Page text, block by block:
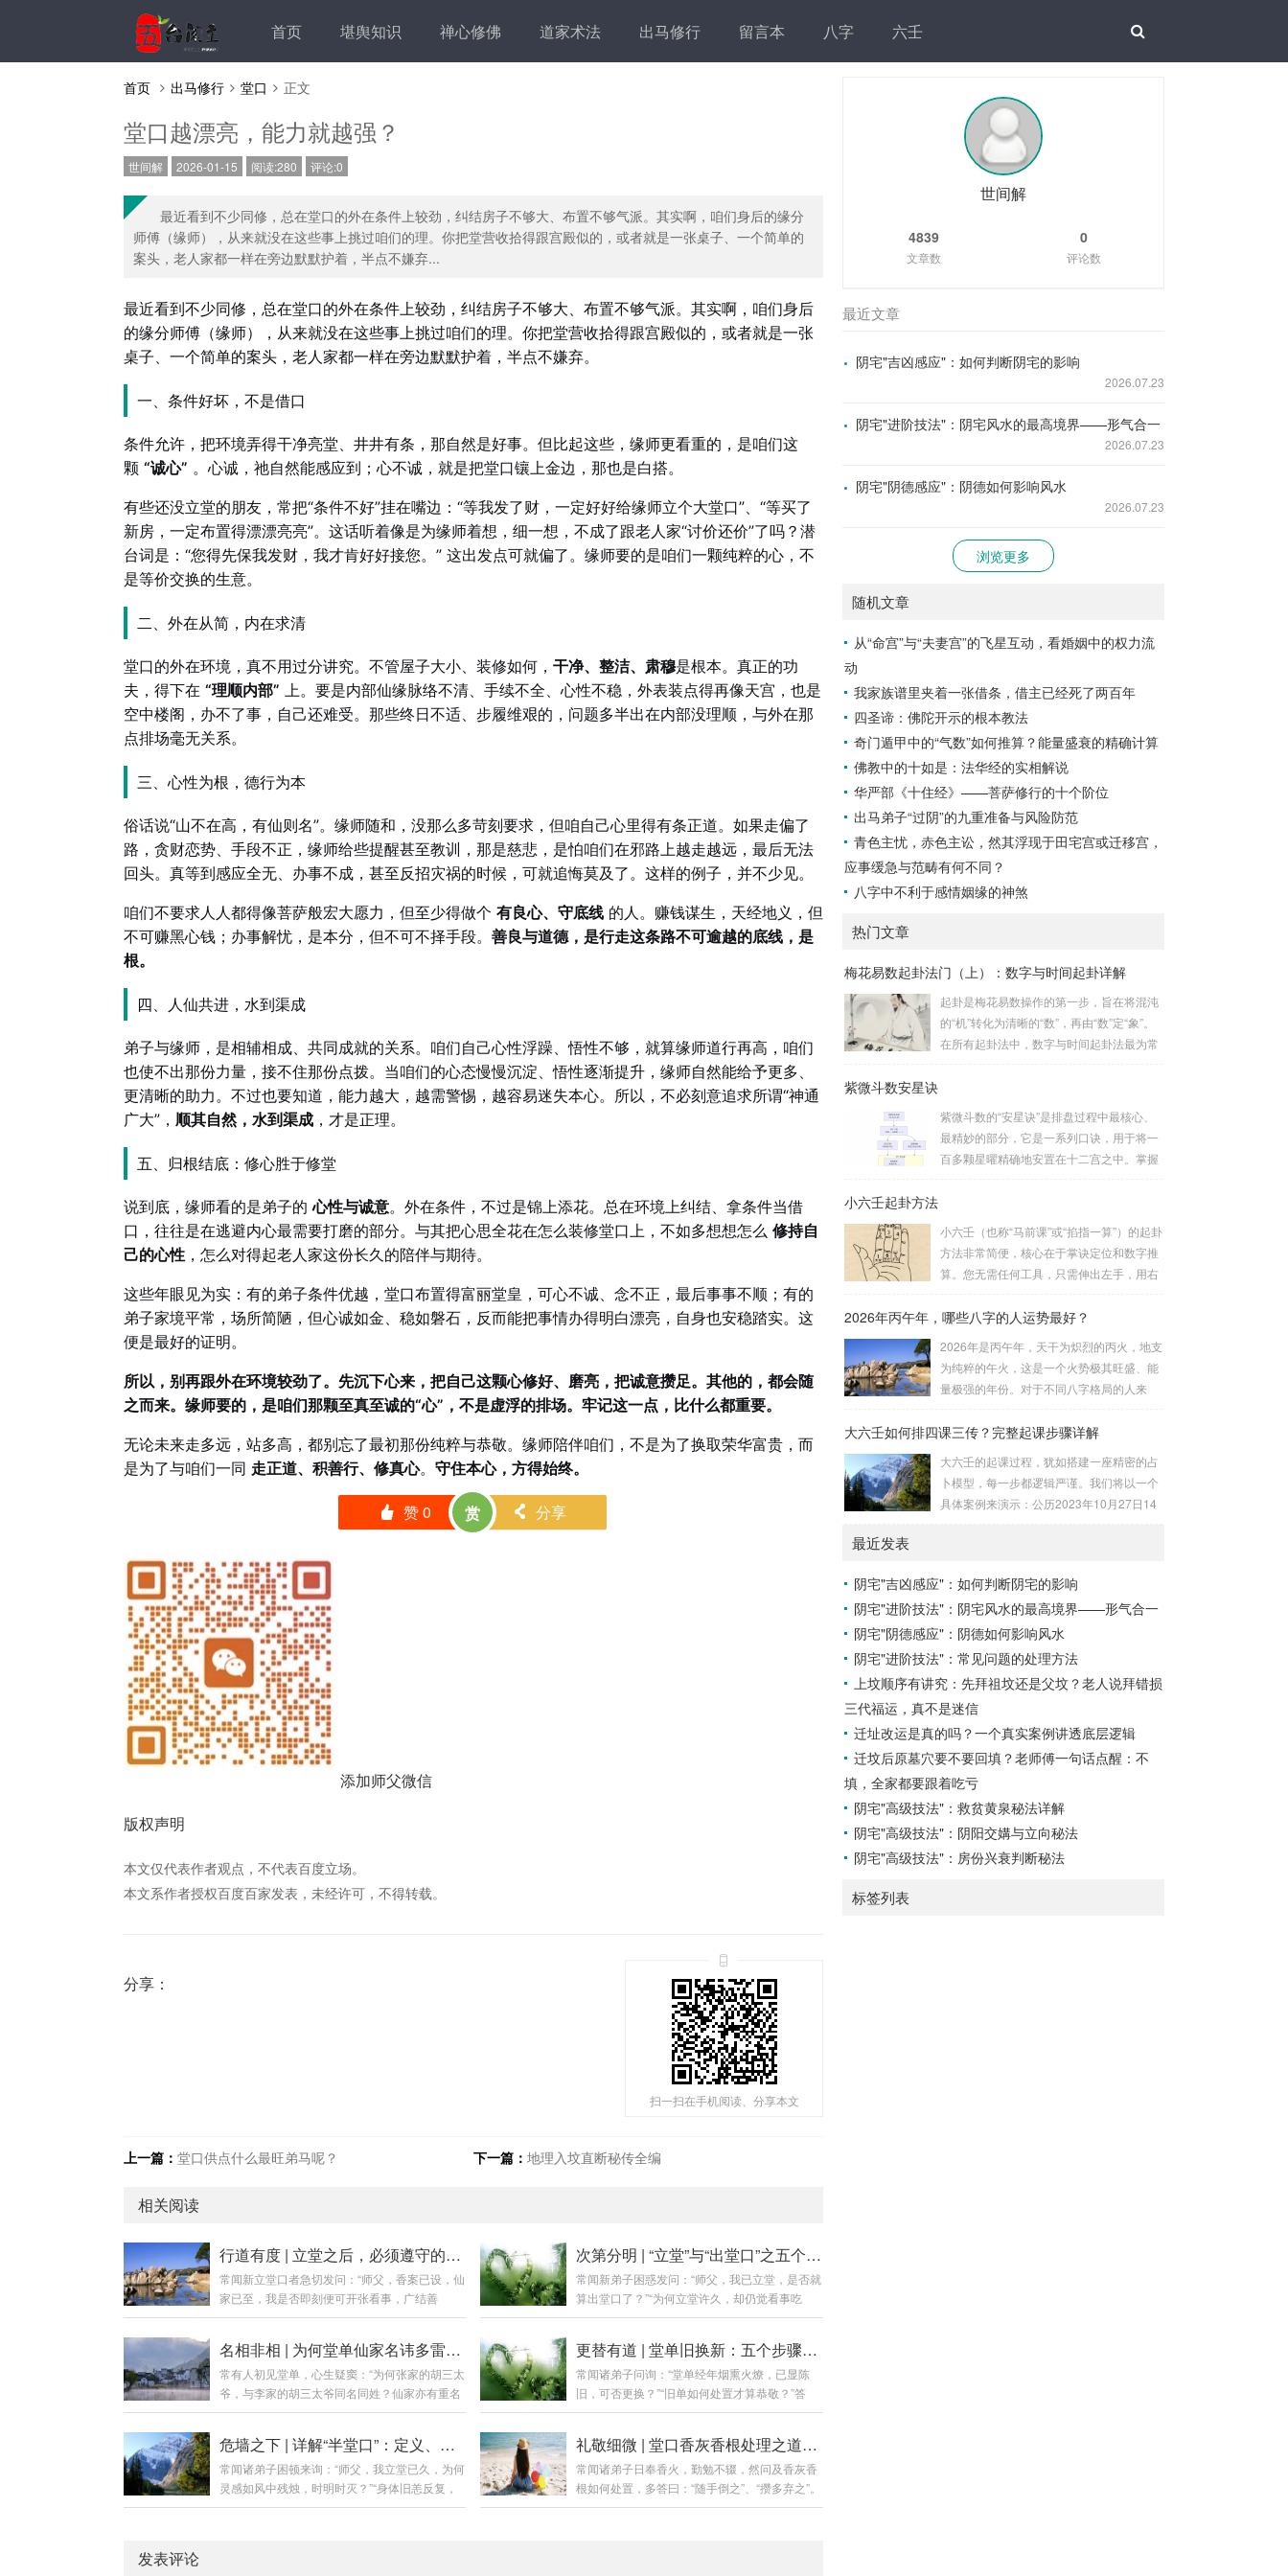
首页 堪舆知识 禅心修佛 道家术法 出马修行 留言本 八字 六壬
首页 出马修行 堂口 正文
堂口越漂亮，能力就越强？
世间解 2026-01-15 阅读:280 评论:0
最近看到不少同修，总在堂口的外在条件上较劲，纠结房子不够大、布置不够气派。其实啊，咱们身后的缘分
师傅（缘师），从来就没在这些事上挑过咱们的理。你把堂营收拾得跟宫殿似的，或者就是一张桌子、一个简单的
案头，老人家都一样在旁边默默护着，半点不嫌弃...
最近看到不少同修，总在堂口的外在条件上较劲，纠结房子不够大、布置不够气派。其实啊，咱们身后
的缘分师傅（缘师），从来就没在这些事上挑过咱们的理。你把堂营收拾得跟宫殿似的，或者就是一张
桌子、一个简单的案头，老人家都一样在旁边默默护着，半点不嫌弃。
一、条件好坏，不是借口
条件允许，把环境弄得干净亮堂、井井有条，那自然是好事。但比起这些，缘师更看重的，是咱们这
颗 “诚心” 。心诚，祂自然能感应到；心不诚，就是把堂口镶上金边，那也是白搭。
有些还没立堂的朋友，常把“条件不好”挂在嘴边：“等我发了财，一定好好给缘师立个大堂口”、“等买了
新房，一定布置得漂漂亮亮”。这话听着像是为缘师着想，细一想，不成了跟老人家“讨价还价”了吗？潜
台词是：“您得先保我发财，我才肯好好接您。” 这出发点可就偏了。缘师要的是咱们一颗纯粹的心，不
是等价交换的生意。
二、外在从简，内在求清
堂口的外在环境，真不用过分讲究。不管屋子大小、装修如何， 干净、整洁、肃穆是根本。真正的功
夫，得下在 “理顺内部” 上。要是内部仙缘脉络不清、手续不全、心性不稳，外表装点得再像天宫，也是
空中楼阁，办不了事，自己还难受。那些终日不适、步履维艰的，问题多半出在内部没理顺，与外在那
点排场毫无关系。
三、心性为根，德行为本
俗话说“山不在高，有仙则名”。缘师随和，没那么多苛刻要求，但咱自己心里得有条正道。如果走偏了
路，贪财恋势、手段不正，缘师给些提醒甚至教训，那是慈悲，是怕咱们在邪路上越走越远，最后无法
回头。真等到感应全无、办事不成，甚至反招灾祸的时候，可就追悔莫及了。这样的例子，并不少见。
咱们不要求人人都得像菩萨般宏大愿力，但至少得做个 有良心、守底线 的人。赚钱谋生，天经地义，但
不可赚黑心钱；办事解忧，是本分，但不可不择手段。 善良与道德，是行走这条路不可逾越的底线，是
根。
四、人仙共进，水到渠成
弟子与缘师，是相辅相成、共同成就的关系。咱们自己心性浮躁、悟性不够，就算缘师道行再高，咱们
也使不出那份力量，接不住那份点拨。当咱们的心态慢慢沉淀、悟性逐渐提升，缘师自然能给予更多、
更清晰的助力。不过也要知道，能力越大，越需警惕，越容易迷失本心。所以，不必刻意追求所谓“神通
广大”， 顺其自然，水到渠成 ，才是正理。
五、归根结底：修心胜于修堂
说到底，缘师看的是弟子的心性与诚意。外在条件，不过是锦上添花。总在环境上纠结、拿条件当借
口，往往是在逃避内心最需要打磨的部分。与其把心思全花在怎么装修堂口上，不如多想想怎么 修持自
己的心性 ，怎么对得起老人家这份长久的陪伴与期待。
这些年眼见为实：有的弟子条件优越，堂口布置得富丽堂皇，可心不诚、念不正，最后事事不顺；有的
弟子家境平常，场所简陋，但心诚如金、稳如磐石，反而能把事情办得明白漂亮，自身也安稳踏实。这
便是最好的证明。
所以，别再跟外在环境较劲了。先沉下心来，把自己这颗心修好、磨亮，把诚意攒足。其他的，都会随
之而来。缘师要的，是咱们那颗至真至诚的“心”，不是虚浮的排场。牢记这一点，比什么都重要。
无论未来走多远，站多高，都别忘了最初那份纯粹与恭敬。缘师陪伴咱们，不是为了换取荣华富贵，而
是为了与咱们一同 走正道、积善行、修真心。 守住本心，方得始终。
󰄼 赞0 赏 󰄯 分享
添加师父微信
版权声明
本文仅代表作者观点，不代表百度立场。
本文系作者授权百度百家发表，未经许可，不得转载。
分享：
扫一扫在手机阅读、分享本文
上一篇： 堂口供点什么最旺弟马呢？ 下一篇： 地理入坟直断秘传全编
相关阅读
行道有度 | 立堂之后，必须遵守的五项看事原则
常闻新立堂口者急切发问：“师父，香案已设，仙
家已至，我是否即刻便可开张看事，广结善
缘？”答曰：立堂如破土动工，看事如开门迎客。
屋漏，重则房倒人伤。行道之事，急不来，亦乱
不得。今日便将立堂初期看事之五项铁律，为诸
位新弟子一一阐明。第一章：原则一——立堂不
等于可以看事（需经磨合）核心要义：仪式完
回“家”，但家里如何相处、如何配合，还需时间
打磨。磨合期关键任务：每日香火不断：建立稳
定的沟通习惯，...
次第分明 | “立堂”与“出堂口”之五个本质区别
常闻新弟子困惑发问：“师父，我已立堂，是否就
算出堂口了？”“为何立堂许久，却仍觉看事吃
力？”答曰：立堂是仪轨之始，出堂口是功夫之
事。若混为一谈，则易生急功近利之心，反成修
行路上之障碍。今日便为诸位详述此二者之五个
本质区别。第一章：区别一——性质不同（仪式
vs 状态）立堂（仪式）如新婚典礼，是一场正式
等流程，确立弟子与仙家的正式盟约。出堂口
（状态）如婚后生活，是一种状态。当弟子与仙
家磨合日久，...
名相非相 | 为何堂单仙家名讳多雷同？五因详解
常有人初见堂单，心生疑窦：“为何张家的胡三太
爷，与李家的胡三太爷同名同姓？仙家亦有重名
之俗？”更有弟子自疑：“吾家堂单与人仿佛，莫
乃修行界之“公用密号”。其理若何？今日为诸位
详述五因，以解群疑。第一章：总论——代号非
真名首要之务，须明一理：堂单上所书，乃“代
号”与“职称”，而非仙家之“真名”与“身份证”。譬
更替有道 | 堂单旧换新：五个步骤，敬送迎请之全法
常闻诸弟子问询：“堂单经年烟熏火燎，已显陈
旧，可否更换？”“旧单如何处置才算恭敬？”答
曰：堂单承载仙灵气场，岁月久矣，尘垢蒙蔽，
严仪轨。今日便将换堂单之判断标准、吉日良
辰、详尽步骤与核心忌讳，为诸位一一厘清。第
一章：缘起——何时该换堂单？堂单乃仙家法脉
之载体，出现以下情形，即为更换之机：破损严
危墙之下 | 详解“半堂口”：定义、危害与化解之道
常闻诸弟子困顿来询：“师父，我立堂已久，为何
灵感如风中残烛，时明时灭？”“身体旧恙反复，
查无实据，是否堂口未全？”“半堂口究竟何意？
礼敬细微 | 堂口香灰香根处理之道：处置不当，福运亦成空
常闻诸弟子日奉香火，勤勉不辍，然问及香灰香
根如何处置，多答曰：“随手倒之”、“攒多弃之”。
殊不知，此乃大不敬。香灰：为香火承载仙师灵
发表评论
世间解
4839
文章数
0
评论数
最近文章
阴宅"吉凶感应"：如何判断阴宅的影响
2026.07.23
阴宅"进阶技法"：阴宅风水的最高境界——形气合一
2026.07.23
阴宅"阴德感应"：阴德如何影响风水
2026.07.23
浏览更多
随机文章
从“命宫”与“夫妻宫”的飞星互动，看婚姻中的权力流
动
我家族谱里夹着一张借条，借主已经死了两百年
四圣谛：佛陀开示的根本教法
奇门遁甲中的“气数”如何推算？能量盛衰的精确计算
佛教中的十如是：法华经的实相解说
华严部《十住经》——菩萨修行的十个阶位
出马弟子“过阴”的九重准备与风险防范
青色主忧，赤色主讼，然其浮现于田宅宫或迁移宫，
应事缓急与范畴有何不同？
八字中不利于感情姻缘的神煞
热门文章
梅花易数起卦法门（上）：数字与时间起卦详解
起卦是梅花易数操作的第一步，旨在将混沌
的“机”转化为清晰的“数”，再由“数”定“象”。
在所有起卦法中，数字与时间起卦法最为常
来起卦。步骤：分拆数字：将得到的一组数
字（通常是三位数）分成两半。前几位数为
上卦，后几位数为下卦。如果数字是偶数
位 2 为上卦后两位...
紫微斗数安星诀
紫微斗数的“安星诀”是排盘过程中最核心、
最精妙的部分，它是一系列口诀，用于将一
百多颗星曜精确地安置在十二宫之中。掌握
循严格的步骤。其核心顺序是：定紫微 →
安十四主星 → 布辅星 → 排四化。整个排盘
流程与安星诀的依赖关系，可以清晰地通过
诀（定帝星）这是所有安星的第一步，至关
重要。口诀：紫微天机星逆行，隔一阳武天
同行，...
小六壬起卦方法
小六壬（也称“马前课”或“掐指一算”）的起卦
方法非常简便，核心在于掌诀定位和数字推
算。您无需任何工具，只需伸出左手，用右
与五行属性：大安：位于食指根部，属木，
指指尖，属水，玄武，主数2、7、8，凶。
速喜：位于中指指尖，属火，朱雀，主数
3、6、9，吉。赤口：位于无名指指尖，属
无名指根部，属木，六合，主数5、3、8，
吉。空亡：位于中指根部，属土，勾陈，...
2026年丙午年，哪些八字的人运势最好？
2026年是丙午年，天干为炽烈的丙火，地支
为纯粹的午火，这是一个火势极其旺盛、能
量极强的年份。对于不同八字格局的人来
会如鱼得水，运势冲天；而有些人则会倍感
与需求八字讲究五行平衡与“喜用神”。喜用
神就是那个能对你的命局起到最好平衡、补
助作用的五行。2026年丙午，是火力全开的
天降神助，运势自然一飞冲天。八字命局
中“忌火”的人...
大六壬如何排四课三传？完整起课步骤详解
大六壬的起课过程，犹如搭建一座精密的占
卜模型，每一步都逻辑严谨。我们将以一个
具体案例来演示：公历2023年10月27日14
体现状的基石。三传：事物发展、演变的三
个核心过程（发用、移易、归计）。它是推
演事态发展的主线。你需要：一张空白的天
地盘（内含十二地支）、月将、当天日干日
传”之母，此步必须精准。1. 定月将（布“天
盘”的...
最近发表
阴宅"吉凶感应"：如何判断阴宅的影响
阴宅"进阶技法"：阴宅风水的最高境界——形气合一
阴宅"阴德感应"：阴德如何影响风水
阴宅"进阶技法"：常见问题的处理方法
上坟顺序有讲究：先拜祖坟还是父坟？老人说拜错损
三代福运，真不是迷信
迁址改运是真的吗？一个真实案例讲透底层逻辑
迁坟后原墓穴要不要回填？老师傅一句话点醒：不
填，全家都要跟着吃亏
阴宅"高级技法"：救贫黄泉秘法详解
阴宅"高级技法"：阴阳交媾与立向秘法
阴宅"高级技法"：房份兴衰判断秘法
标签列表